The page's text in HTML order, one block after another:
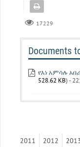
17229
Documents
የእነ አምሳሉ
528.62 KB) -
2011 2012